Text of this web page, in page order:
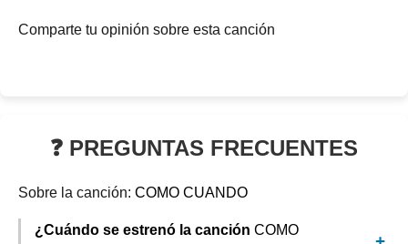
Comparte tu opinión sobre esta canción
❓ PREGUNTAS FRECUENTES
Sobre la canción: COMO CUANDO
¿Cuándo se estrenó la canción COMO